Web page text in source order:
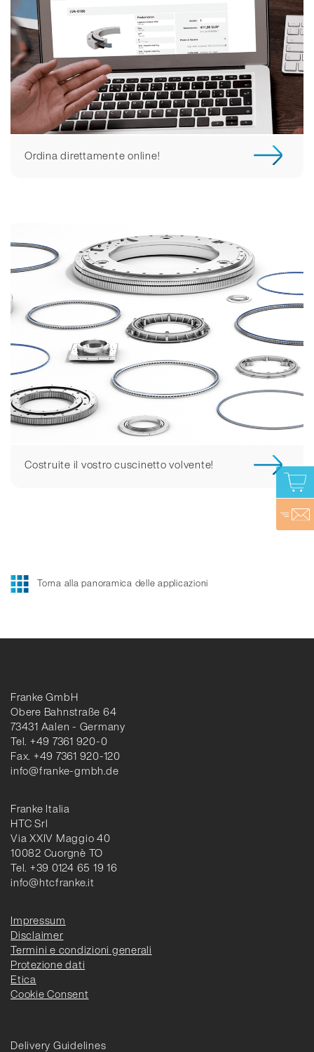
Ordina direttamente online!
Costruite il vostro cuscinetto volvente!
Torna alla panoramica delle applicazioni
Franke GmbH
Obere Bahnstraße 64
73431 Aalen - Germany
Tel. +49 7361 920-0
Fax. +49 7361 920-120
info@franke-gmbh.de
Franke Italia
HTC Srl
Via XXIV Maggio 40
10082 Cuorgnè TO
Tel. +39 0124 65 19 16
info@htcfranke.it
Impressum
Disclaimer
Termini e condizioni generali
Protezione dati
Etica
Cookie Consent
Delivery Guidelines